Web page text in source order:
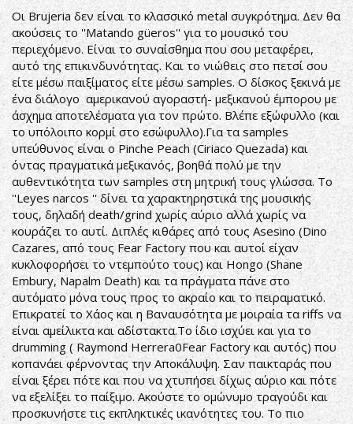
Οι Brujeria δεν είναι το κλασσικό metal συγκρότημα. Δεν θα
ακούσεις το ''Matando güeros'' για το μουσικό του
περιεχόμενο. Είναι το συναίσθημα που σου μεταφέρει,
αυτό της επικινδυνότητας. Και το νιώθεις στο πετσί σου
είτε μέσω παιξίματος είτε μέσω samples. Ο δίσκος ξεκινά με
ένα διάλογο αμερικανού αγοραστή- μεξικανού έμπορου με
άσχημα αποτελέσματα για τον πρώτο. Βλέπε εξώφυλλο (και
το υπόλοιπο κορμί στο εσώφυλλο).Για τα samples
υπεύθυνος είναι ο Pinche Peach (Ciriaco Quezada) και
όντας πραγματικά μεξικανός, βοηθά πολύ με την
αυθεντικότητα των samples στη μητρική τους γλώσσα. Το
''Leyes narcos '' δίνει τα χαρακτηρηστικά της μουσικής
τους, δηλαδή death/grind χωρίς αύριο αλλά χωρίς να
κουράζει το αυτί. Διπλές κιθάρες από τους Asesino (Dino
Cazares, από τους Fear Factory που και αυτοί είχαν
κυκλοφορήσει το ντεμπούτο τους) και Hongo (Shane
Embury, Napalm Death) και τα πράγματα πάνε στο
αυτόματο μόνα τους προς το ακραίο και το πειραματικό.
Επικρατεί το Χάος και η Βαναυσότητα με μοιραία τα riffs να
είναι αμείλικτα και αδίστακτα.Το ίδιο ισχύει και για το
drumming ( Raymond Herrera0Fear Factory και αυτός) που
κοπανάει φέρνοντας την Αποκάλυψη. Σαν παικταράς που
είναι ξέρει πότε και που να χτυπήσει δίχως αύριο και πότε
να εξελίξει το παίξιμο. Ακούστε το ομώνυμο τραγούδι και
προσκυνήστε τις εκπληκτικές ικανότητες του. Το πιο